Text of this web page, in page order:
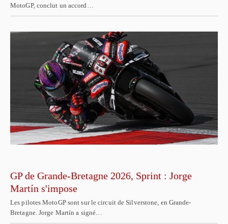
MotoGP, conclut un accord…
GP de Grande-Bretagne 2026, Sprint : Jorge
Martín s'impose
Les pilotes MotoGP sont sur le circuit de Silverstone, en Grande-
Bretagne. Jorge Martín a signé…